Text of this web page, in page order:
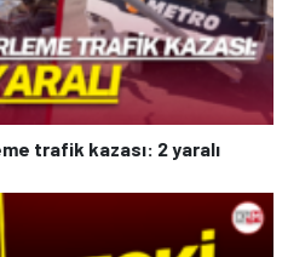
trafik kazası: 2 yaralı